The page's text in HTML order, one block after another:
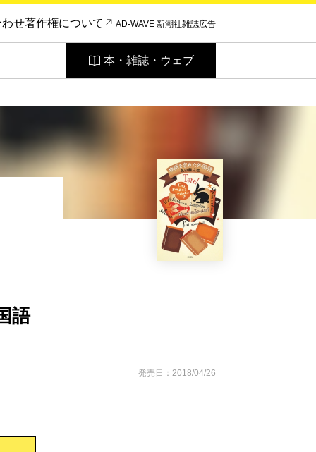
わせ著作権について AD-WAVE 新潮社雑誌広告
本・雑誌・ウェブ
語
発売日：2018/04/26